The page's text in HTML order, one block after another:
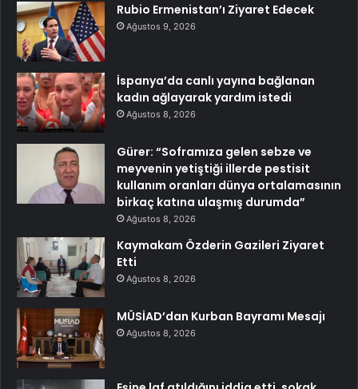
Rubio Ermenistan’ı Ziyaret Edecek
Ağustos 9, 2026
İspanya’da canlı yayına bağlanan
kadın ağlayarak yardım istedi
Ağustos 8, 2026
Gürer: “Soframıza gelen sebze ve
meyvenin yetiştiği illerde pestisit
kullanım oranları dünya ortalamasının
birkaç katına ulaşmış durumda”
Ağustos 8, 2026
Kaymakam Özderin Gazileri Ziyaret
Etti
Ağustos 8, 2026
MÜSİAD’dan Kurban Bayramı Mesajı
Ağustos 8, 2026